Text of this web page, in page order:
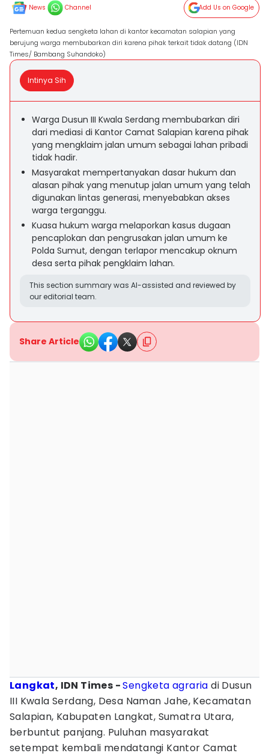
News Channel Add Us on Google
Pertemuan kedua sengketa lahan di kantor kecamatan salapian yang
berujung warga membubarkan diri karena pihak terkait tidak datang (IDN
Times/ Bambang Suhandoko)
Intinya Sih
Warga Dusun III Kwala Serdang membubarkan diri
dari mediasi di Kantor Camat Salapian karena pihak
yang mengklaim jalan umum sebagai lahan pribadi
tidak hadir.
Masyarakat mempertanyakan dasar hukum dan
alasan pihak yang menutup jalan umum yang telah
digunakan lintas generasi, menyebabkan akses
warga terganggu.
Kuasa hukum warga melaporkan kasus dugaan
pencaplokan dan pengrusakan jalan umum ke
Polda Sumut, dengan terlapor mencakup oknum
desa serta pihak pengklaim lahan.
This section summary was AI-assisted and reviewed by
our editorial team.
Share Article
Langkat, IDN Times -Sengketa agraria di Dusun
III Kwala Serdang, Desa Naman Jahe, Kecamatan
Salapian, Kabupaten Langkat, Sumatra Utara,
berbuntut panjang. Puluhan masyarakat
setempat kembali mendatangi Kantor Camat